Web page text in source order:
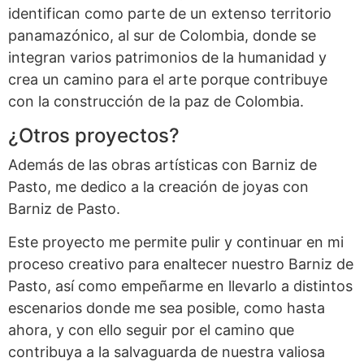
identifican como parte de un extenso territorio
panamazónico, al sur de Colombia, donde se
integran varios patrimonios de la humanidad y
crea un camino para el arte porque contribuye
con la construcción de la paz de Colombia.
¿Otros proyectos?
Además de las obras artísticas con Barniz de
Pasto, me dedico a la creación de joyas con
Barniz de Pasto.
Este proyecto me permite pulir y continuar en mi
proceso creativo para enaltecer nuestro Barniz de
Pasto, así como empeñarme en llevarlo a distintos
escenarios donde me sea posible, como hasta
ahora, y con ello seguir por el camino que
contribuya a la salvaguarda de nuestra valiosa